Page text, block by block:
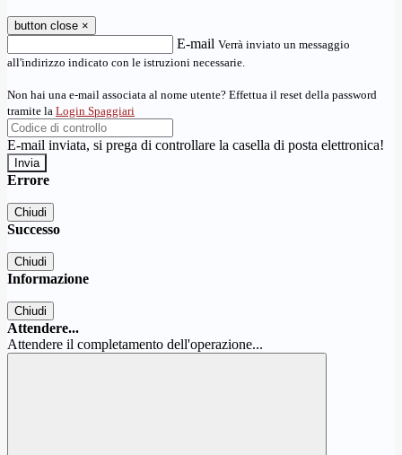
button close ×
E-mail Verrà inviato un messaggio
all'indirizzo indicato con le istruzioni necessarie.
Non hai una e-mail associata al nome utente? Effettua il reset della password
tramite la Login Spaggiari
E-mail inviata, si prega di controllare la casella di posta elettronica!
Errore
Chiudi
Successo
Chiudi
Informazione
Chiudi
Attendere...
Attendere il completamento dell'operazione...